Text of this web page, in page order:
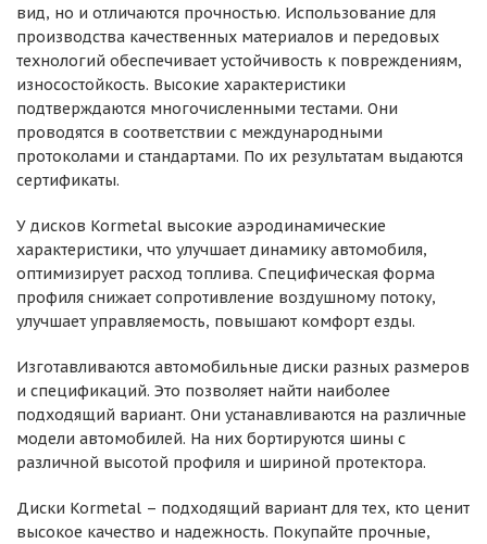
вид, но и отличаются прочностью. Использование для
производства качественных материалов и передовых
технологий обеспечивает устойчивость к повреждениям,
износостойкость. Высокие характеристики
подтверждаются многочисленными тестами. Они
проводятся в соответствии с международными
протоколами и стандартами. По их результатам выдаются
сертификаты.
У дисков Kormetal высокие аэродинамические
характеристики, что улучшает динамику автомобиля,
оптимизирует расход топлива. Специфическая форма
профиля снижает сопротивление воздушному потоку,
улучшает управляемость, повышают комфорт езды.
Изготавливаются автомобильные диски разных размеров
и спецификаций. Это позволяет найти наиболее
подходящий вариант. Они устанавливаются на различные
модели автомобилей. На них бортируются шины с
различной высотой профиля и шириной протектора.
Диски Kormetal – подходящий вариант для тех, кто ценит
высокое качество и надежность. Покупайте прочные,